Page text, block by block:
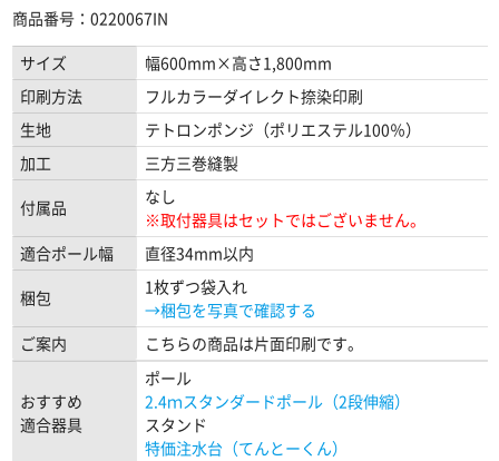
商品番号：0220067IN
サイズ
幅600mm×高さ1,800mm
印刷方法
フルカラーダイレクト捺染印刷
生地
テトロンポンジ（ポリエステル100％）
加工
三方三巻縫製
付属品
なし
※取付器具はセットではございません。
適合ポール幅
直径34mm以内
梱包
1枚ずつ袋入れ
→梱包を写真で確認する
ご案内
こちらの商品は片面印刷です。
おすすめ
適合器具
ポール
2.4ｍスタンダードポール（2段伸縮）
スタンド
特価注水台（てんとーくん）